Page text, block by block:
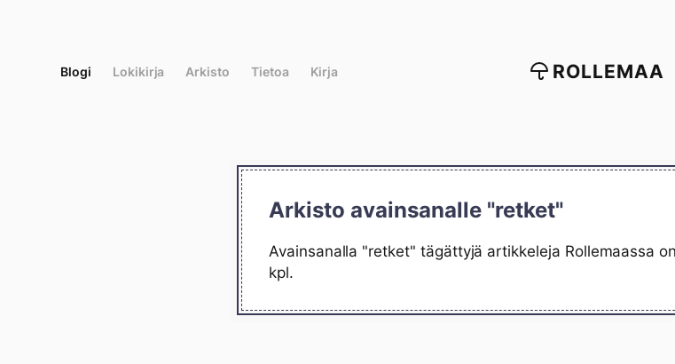
Blogi Lokikirja Arkisto Tietoa Kirja ROLLEMAA
Arkisto avainsanalle "retket"
Avainsanalla "retket" tägättyjä artikkeleja Rollemaassa
kpl.